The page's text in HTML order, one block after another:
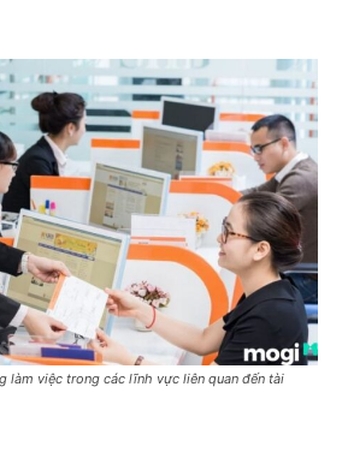
làm việc trong các lĩnh vực liên quan đến tài